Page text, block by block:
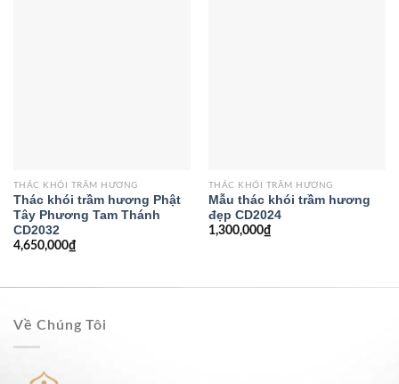
THÁC KHÓI TRẦM HƯƠNG
Thác khói trầm hương Phật
Tây Phương Tam Thánh
CD2032
4,650,000₫
THÁC KHÓI TRẦM HƯƠNG
Mẫu thác khói trầm hương
đẹp CD2024
1,300,000₫
Về Chúng Tôi